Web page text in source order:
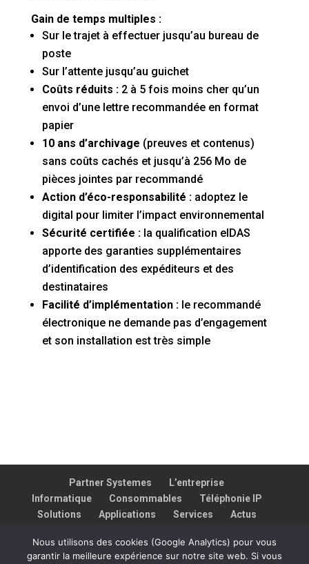
Gain de temps multiples :
Sur le trajet à effectuer jusqu’au bureau de
poste
Sur l’attente jusqu’au guichet
Coûts réduits :2 à 5 fois moins cher qu’un
envoi d’une lettre recommandée en format
papier
10 ans d’archivage (preuves et contenus)
sans coûts cachés et jusqu’à 256 Mo de
pièces jointes par recommandé
Action d’éco-responsabilité :adoptez le
digital pour limiter l’impact environnemental
Sécurité certifiée :la qualification eIDAS
apporte des garanties supplémentaires
d’identification des expéditeurs et des
destinataires
Facilité d’implémentation :le recommandé
électronique ne demande pas d’engagement
et son installation est très simple
Partner Systemes
L’entreprise
Informatique
Consommables
Téléphonie IP
Solutions
Applications Services
Actus
Nous utilisons des cookies (Google Analytics) pour vous
garantir la meilleure expérience sur notre site web. Si vous